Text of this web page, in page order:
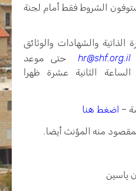
الشروط فقط أمام لجنة
والشهادات والوثائق
hr@shf.org.il
حتى موعد
11/2020 لغاية الساعة الثانية عشرة ظهرا
– اضغط هنا
منه المؤنث أيضا.
ياسين